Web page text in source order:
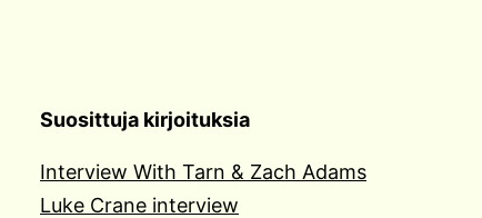
Suosittuja kirjoituksia
Interview With Tarn & Zach Adams
Luke Crane interview